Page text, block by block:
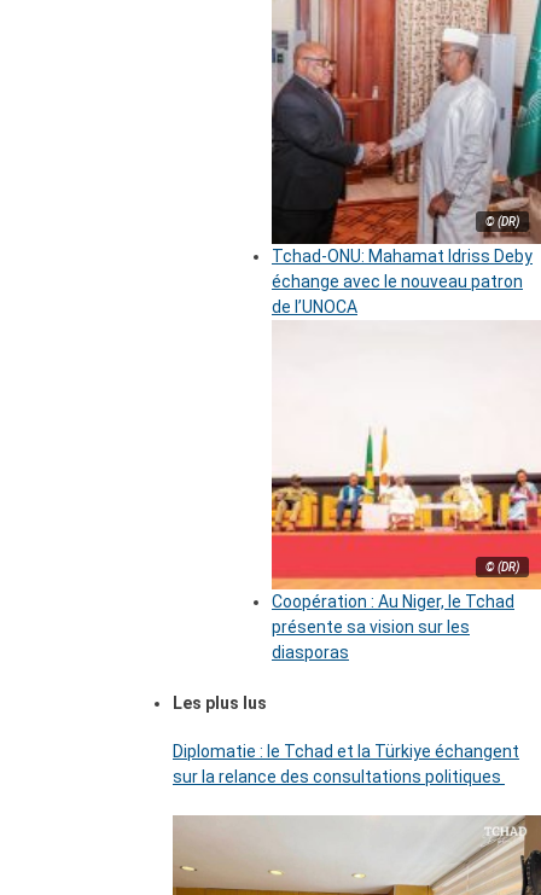
© (DR)
Tchad-ONU: Mahamat Idriss Deby
échange avec le nouveau patron
de l’UNOCA
© (DR)
Coopération : Au Niger, le Tchad
présente sa vision sur les
diasporas
Les plus lus
Diplomatie : le Tchad et la Türkiye échangent
sur la relance des consultations politiques